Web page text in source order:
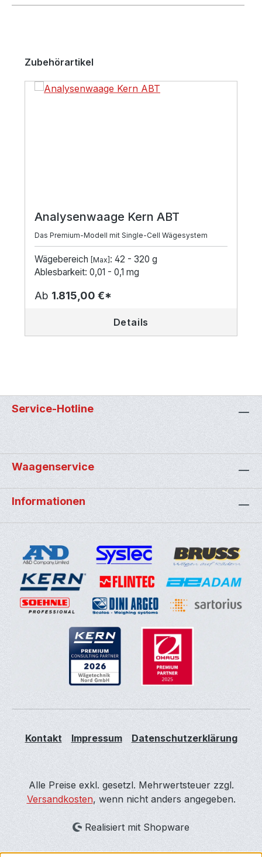
Produktgalerie überspringen
Zubehörartikel
Analysenwaage Kern ABT
Das Premium-Modell mit Single-Cell Wägesystem
Wägebereich [Max] : 42 - 320 g
Ablesbarkeit: 0,01 - 0,1 mg
Ab 1.815,00 €*
Details
Service-Hotline
Waagenservice
Informationen
Kontakt Impressum Datenschutzerklärung
Alle Preise exkl. gesetzl. Mehrwertsteuer zzgl.
Versandkosten, wenn nicht anders angegeben.
Realisiert mit Shopware